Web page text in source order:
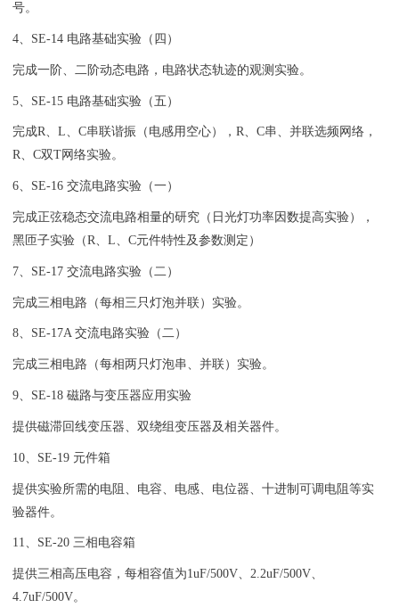
号。
4、SE-14 电路基础实验（四）
完成一阶、二阶动态电路，电路状态轨迹的观测实验。
5、SE-15 电路基础实验（五）
完成R、L、C串联谐振（电感用空心），R、C串、并联选频网络，
R、C双T网络实验。
6、SE-16 交流电路实验（一）
完成正弦稳态交流电路相量的研究（日光灯功率因数提高实验），
黑匝子实验（R、L、C元件特性及参数测定）
7、SE-17 交流电路实验（二）
完成三相电路（每相三只灯泡并联）实验。
8、SE-17A 交流电路实验（二）
完成三相电路（每相两只灯泡串、并联）实验。
9、SE-18 磁路与变压器应用实验
提供磁滞回线变压器、双绕组变压器及相关器件。
10、SE-19 元件箱
提供实验所需的电阻、电容、电感、电位器、十进制可调电阻等实
验器件。
11、SE-20 三相电容箱
提供三相高压电容，每相容值为1uF/500V、2.2uF/500V、
4.7uF/500V。